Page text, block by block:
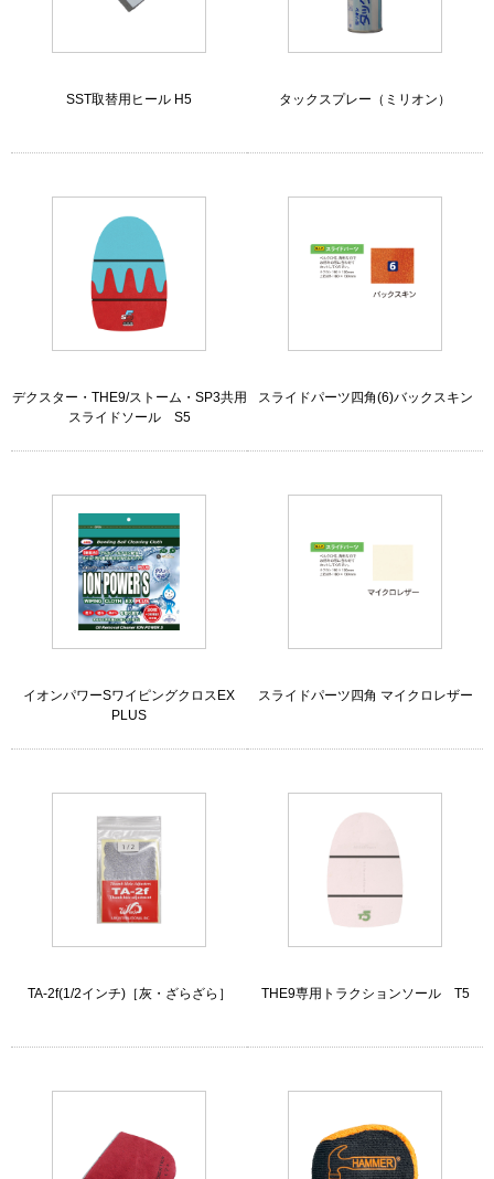
SST取替用ヒール H5 タックスプレー（ミリオン）
デクスター・THE9/ストーム・SP3共用
スライドソール S5
スライドパーツ四角(6)バックスキン
イオンパワーSワイピングクロスEX
PLUS
スライドパーツ四角 マイクロレザー
TA-2f(1/2インチ)［灰・ざらざら］ THE9専用トラクションソール T5